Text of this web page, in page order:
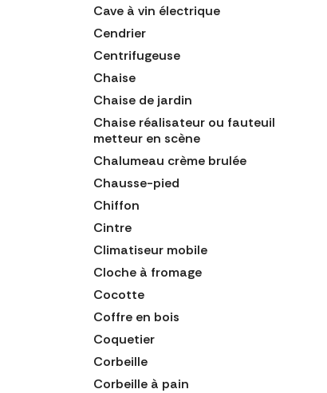
Cave à vin électrique
Cendrier
Centrifugeuse
Chaise
Chaise de jardin
Chaise réalisateur ou fauteuil
metteur en scène
Chalumeau crème brulée
Chausse-pied
Chiffon
Cintre
Climatiseur mobile
Cloche à fromage
Cocotte
Coffre en bois
Coquetier
Corbeille
Corbeille à pain